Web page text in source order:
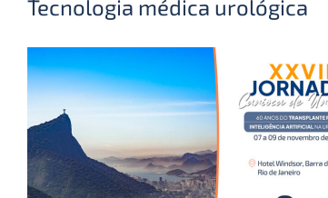
Tecnologia médica urológica